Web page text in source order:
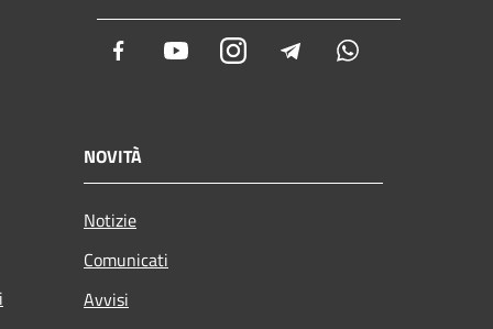
Facebook YoutubeInstagramTelegram
NOVITÀ
Notizie
Comunicati
Avvisi